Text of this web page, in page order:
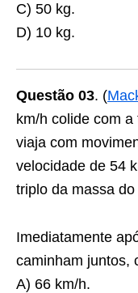
C) 50 kg.
D) 10 kg.
Questão 03. (
km/h colide com
viaja com
velocidade de 54
triplo da massa
Imediatamente
caminham juntos,
A) 66 km/h.